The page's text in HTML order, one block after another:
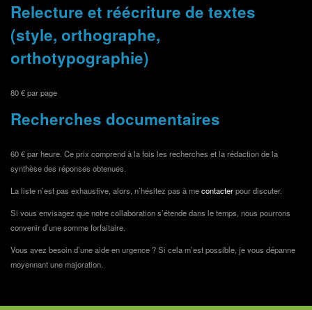
Relecture et réécriture de textes
(style, orthographe,
orthotypographie)
80 € par page
Recherches documentaires
60 € par heure. Ce prix comprend à la fois les recherches et la rédaction de la
synthèse des réponses obtenues.
La liste n’est pas exhaustive, alors, n’hésitez pas à mecontacterpour discuter.
Si vous envisagez que notre collaboration s’étende dans le temps, nous pourrons
convenir d’une somme forfaitaire.
Vous avez besoin d’une aide en urgence ? Si cela m’est possible, je vous dépanne
moyennant une majoration.